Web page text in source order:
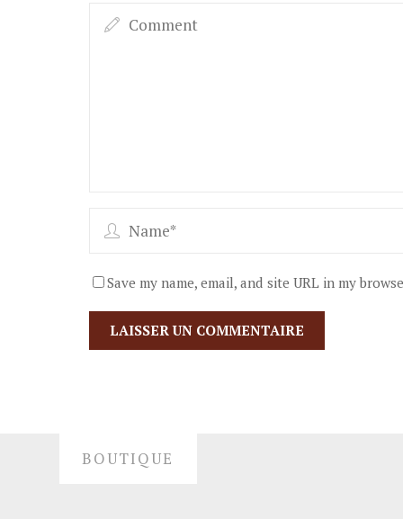
Save my name, email, and site URL in my
BOUTIQUE